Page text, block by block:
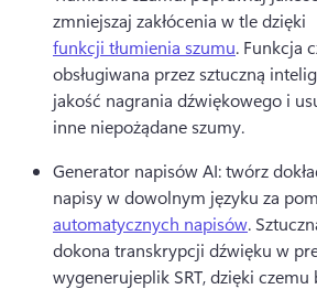
zmniejszaj zakłócenia w tle dzięki
funkcji tłumienia szumu. Funkcja
obsługiwana przez sztuczną
jakość nagrania dźwiękowego i
inne niepożądane szumy.
Generator napisów AI: twórz
napisy w dowolnym języku za
automatycznych napisów.
dokona transkrypcji dźwięku w
wygenerujeplik SRT, dzięki czemu